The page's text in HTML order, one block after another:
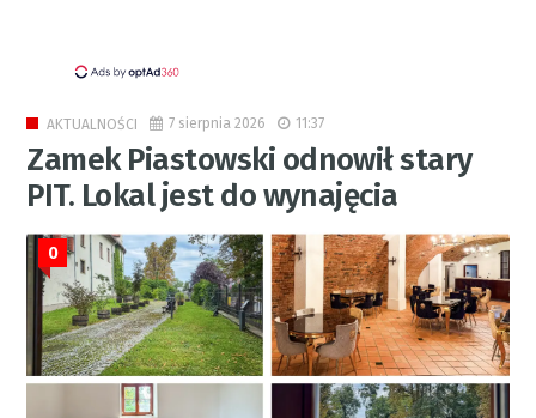
AKTUALNOŚCI 7 sierpnia 2026 11:37
Zamek Piastowski odnowił stary
PIT. Lokal jest do wynajęcia
0